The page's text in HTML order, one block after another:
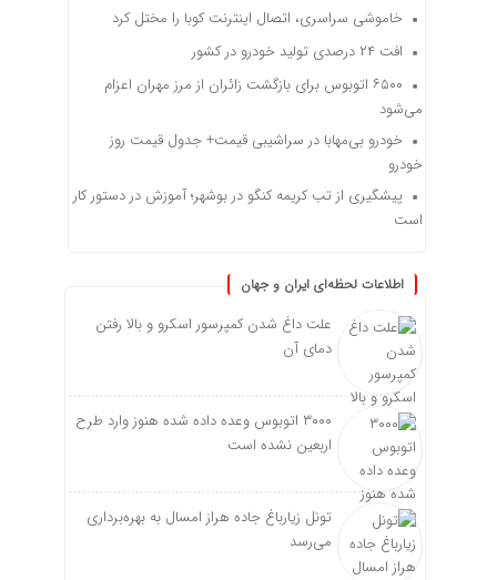
خاموشی سراسری، اتصال اینترنت کوبا را مختل کرد
افت ۲۴ درصدی تولید خودرو در کشور
۶۵۰۰ اتوبوس برای بازگشت زائران از مرز مهران اعزام
می‌شود
خودرو بی‌مهابا در سراشیبی قیمت+ جدول قیمت روز
خودرو
پیشگیری از تب کریمه کنگو در بوشهر؛ آموزش در دستور کار
است
اطلاعات لحظه‌ای ایران و جهان
علت داغ شدن کمپرسور اسکرو و بالا رفتن
دمای آن
۳۰۰۰ اتوبوس وعده داده شده هنوز وارد طرح
اربعین نشده است
تونل زیارباغ جاده هراز امسال به بهره‌برداری
می‌رسد